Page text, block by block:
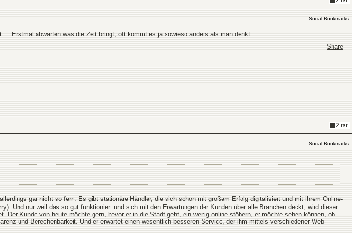
Social Bookmarks:
... Erstmal abwarten was die Zeit bringt, oft kommt es ja sowieso anders als man denkt
Share
Social Bookmarks:
gar nicht so fern. Es gibt stationäre Händler, die sich schon mit großem Erfolg digitalisiert und mit ihrem Online-
Und nur weil das so gut funktioniert und sich mit den Erwartungen der Kunden über alle Branchen deckt, wird dieser
Der Kunde von heute möchte gern, bevor er in die Stadt geht, ein wenig online stöbern, er möchte sehen können, ob
und Berechenbarkeit. Und er erwartet einen wesentlich besseren Service, der ihm mittels verschiedener Web-